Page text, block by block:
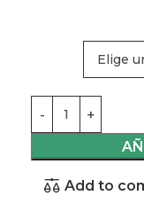
Add to